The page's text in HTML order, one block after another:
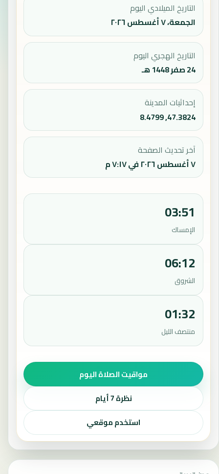
التاريخ الميلادي اليوم
الجمعة، ٧ أغسطس ٢٠٢٦
التاريخ الهجري اليوم
24 صفر 1448 هـ
إحداثيات المدينة
47.3824, 8.4799
آخر تحديث الصفحة
٧ أغسطس ٢٠٢٦ في ٧:١٧ م
03:51
الإمساك
06:12
الشروق
01:32
منتصف الليل
مواقيت الصلاة اليوم
نظرة 7 أيام
استخدم موقعي